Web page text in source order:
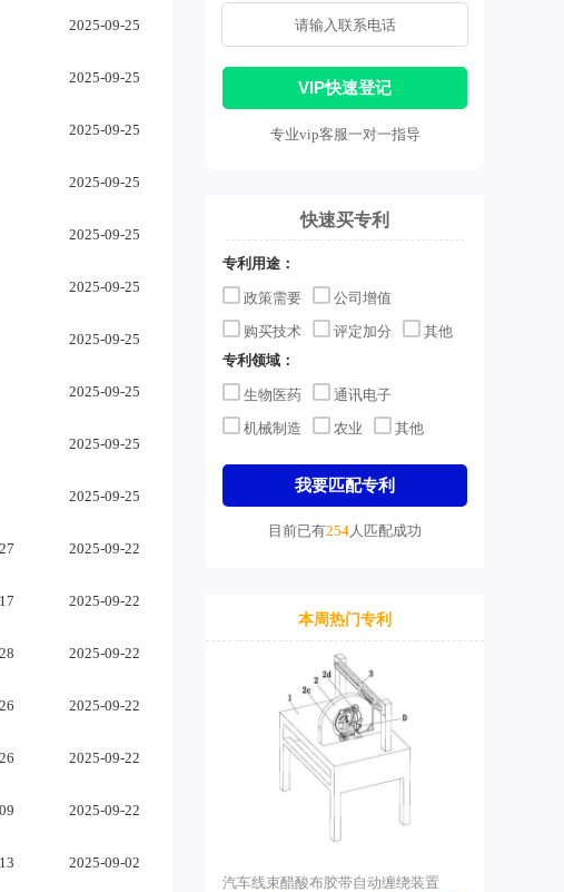
2025-09-25
2025-09-25
2025-09-25
2025-09-25
2025-09-25
2025-09-25
2025-09-25
2025-09-25
2025-09-25
2025-09-25
2025-09-22
2025-09-22
2025-09-22
2025-09-22
2025-09-22
2025-09-22
2025-09-02
VIP快速登记
专业vip客服一对一指导
快速买专利
专利用途：
政策需要
公司增值
购买技术
评定加分
其他
专利领域：
生物医药
通讯电子
机械制造
农业 其他
我要匹配专利
目前已有254人匹配成功
本周热门专利
汽车线束醋酸布胶带自动缠绕装置